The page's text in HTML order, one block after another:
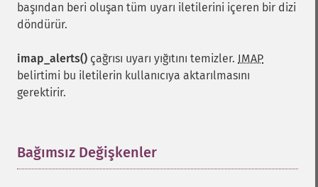
başından beri oluşan tüm uyarı iletilerini içeren bir dizi
döndürür.
imap_alerts() çağrısı uyarı yığıtını temizler. IMAP
belirtimi bu iletilerin kullanıcıya aktarılmasını
gerektirir.
Bağımsız Değişkenler